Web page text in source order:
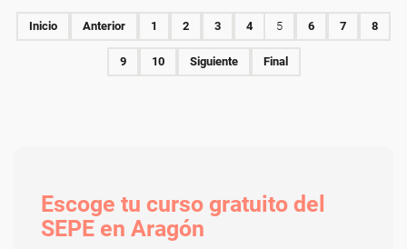
Inicio Anterior 1 2 3 4 5 6 7 8
9 10 Siguiente Final
Escoge tu curso gratuito del
SEPE en Aragón